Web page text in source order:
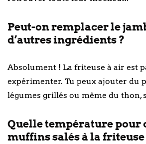
Peut-on remplacer le
d’autres ingrédients ?
Absolument ! La friteuse à air est
expérimenter. Tu peux ajouter du
légumes grillés ou même du thon,
Quelle température pour
muffins salés à la friteuse